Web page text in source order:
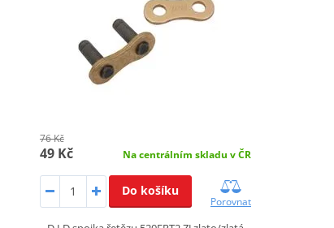
76 Kč
49 Kč Na centrálním skladu v ČR
Do košíku
Porovnat